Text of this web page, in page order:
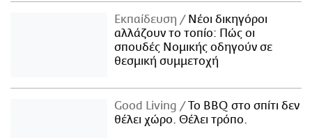
Εκπαίδευση
Νέοι δικηγόροι
αλλάζουν το τοπίο: Πώς οι
σπουδές Νομικής οδηγούν σε
θεσμική συμμετοχή
Good Living
Το BBQ στο σπίτι δεν
θέλει χώρο. Θέλει τρόπο.